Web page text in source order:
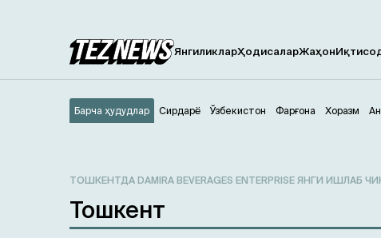
ЯнгиликларҲодисаларЖаҳон
Барча ҳудудлар Сирдарё Ўзбекистон Фарғона Хоразм
ТОШКЕНТДА DAMIRA BEVERAGES ENTERPRISE ЯНГИ
Тошкент